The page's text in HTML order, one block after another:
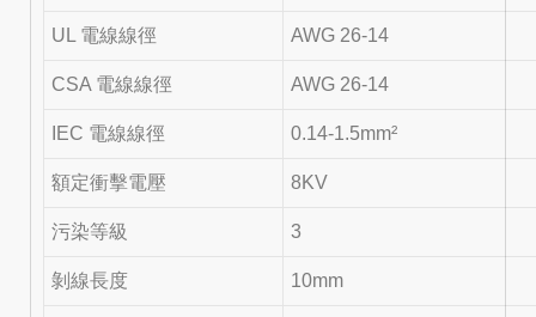
UL 電線線徑 AWG 26-14
CSA 電線線徑 AWG 26-14
IEC 電線線徑 0.14-1.5mm²
額定衝擊電壓 8KV
污染等級 3
剝線長度 10mm